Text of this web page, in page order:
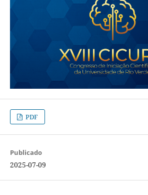
PDF
Publicado
2025-07-09